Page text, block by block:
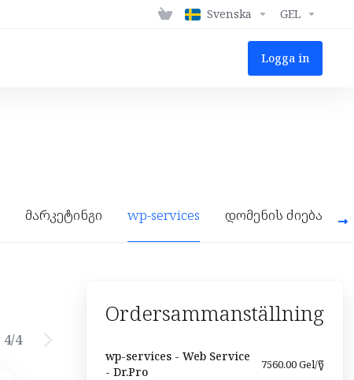
Svenska GEL
Logga in
მარკეტინგი wp-services დომენის ძიება
4/4
Ordersammanställning
wp-services - Web Service
- Dr.Pro
7560.00 Gel/წ